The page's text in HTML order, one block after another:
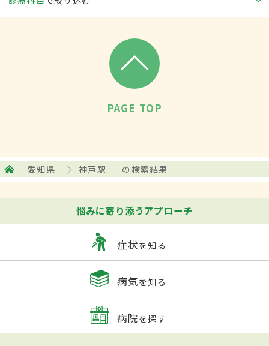
PAGE TOP
愛知県 神戸駅 の検索結果
悩みに寄り添うアプローチ
症状を知る
病気を知る
病院を探す